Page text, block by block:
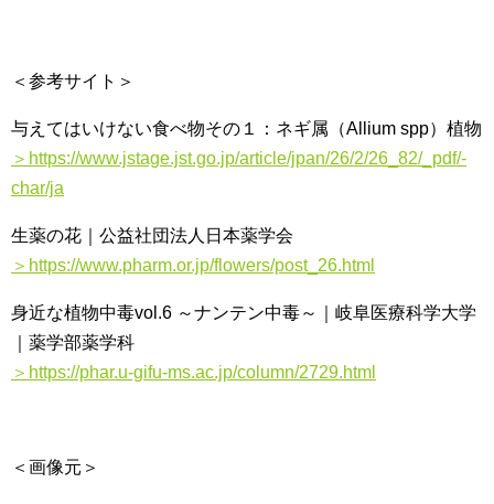
＜参考サイト＞
与えてはいけない食べ物その１：ネギ属（Allium spp）植物
＞https://www.jstage.jst.go.jp/article/jpan/26/2/26_82/_pdf/-
char/ja
生薬の花｜公益社団法人日本薬学会
＞https://www.pharm.or.jp/flowers/post_26.html
身近な植物中毒vol.6 ～ナンテン中毒～｜岐阜医療科学大学
｜薬学部薬学科
＞https://phar.u-gifu-ms.ac.jp/column/2729.html
＜画像元＞